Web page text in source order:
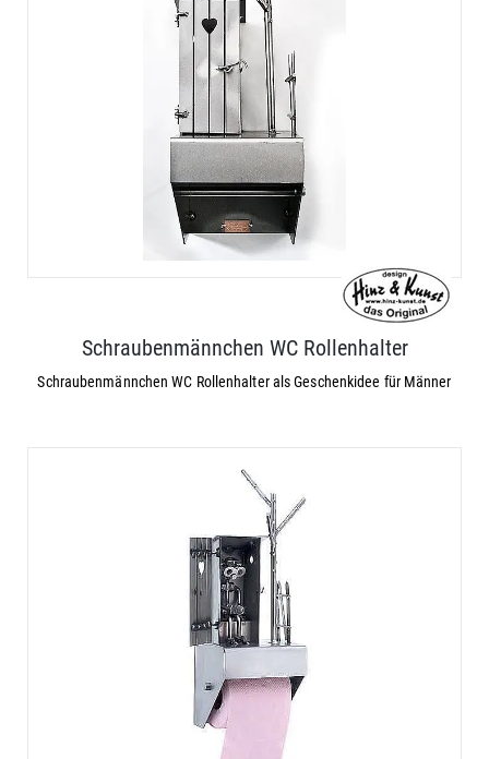
Schraubenmännchen WC Rollenhalter
Schraubenmännchen WC Rollenhalter als Geschenkidee für Männer